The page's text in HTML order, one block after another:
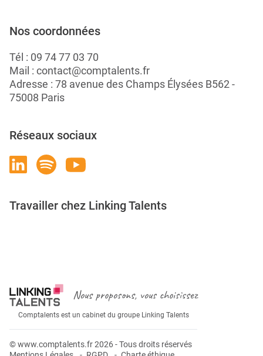
Nos coordonnées
Tél : 09 74 77 03 70
Mail : contact@comptalents.fr
Adresse : 78 avenue des Champs Élysées B562 -
75008 Paris
Réseaux sociaux
Travailler chez Linking Talents
Nous proposons, vous choisissez
Comptalents est un cabinet du groupe Linking Talents
© www.comptalents.fr 2026 - Tous droits réservés